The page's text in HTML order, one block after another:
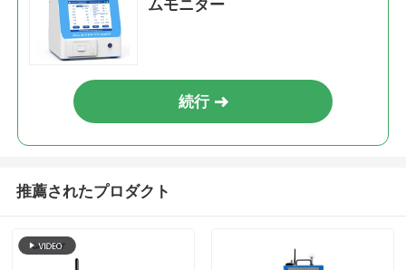
ムモニター
続行
推薦されたプロダクト